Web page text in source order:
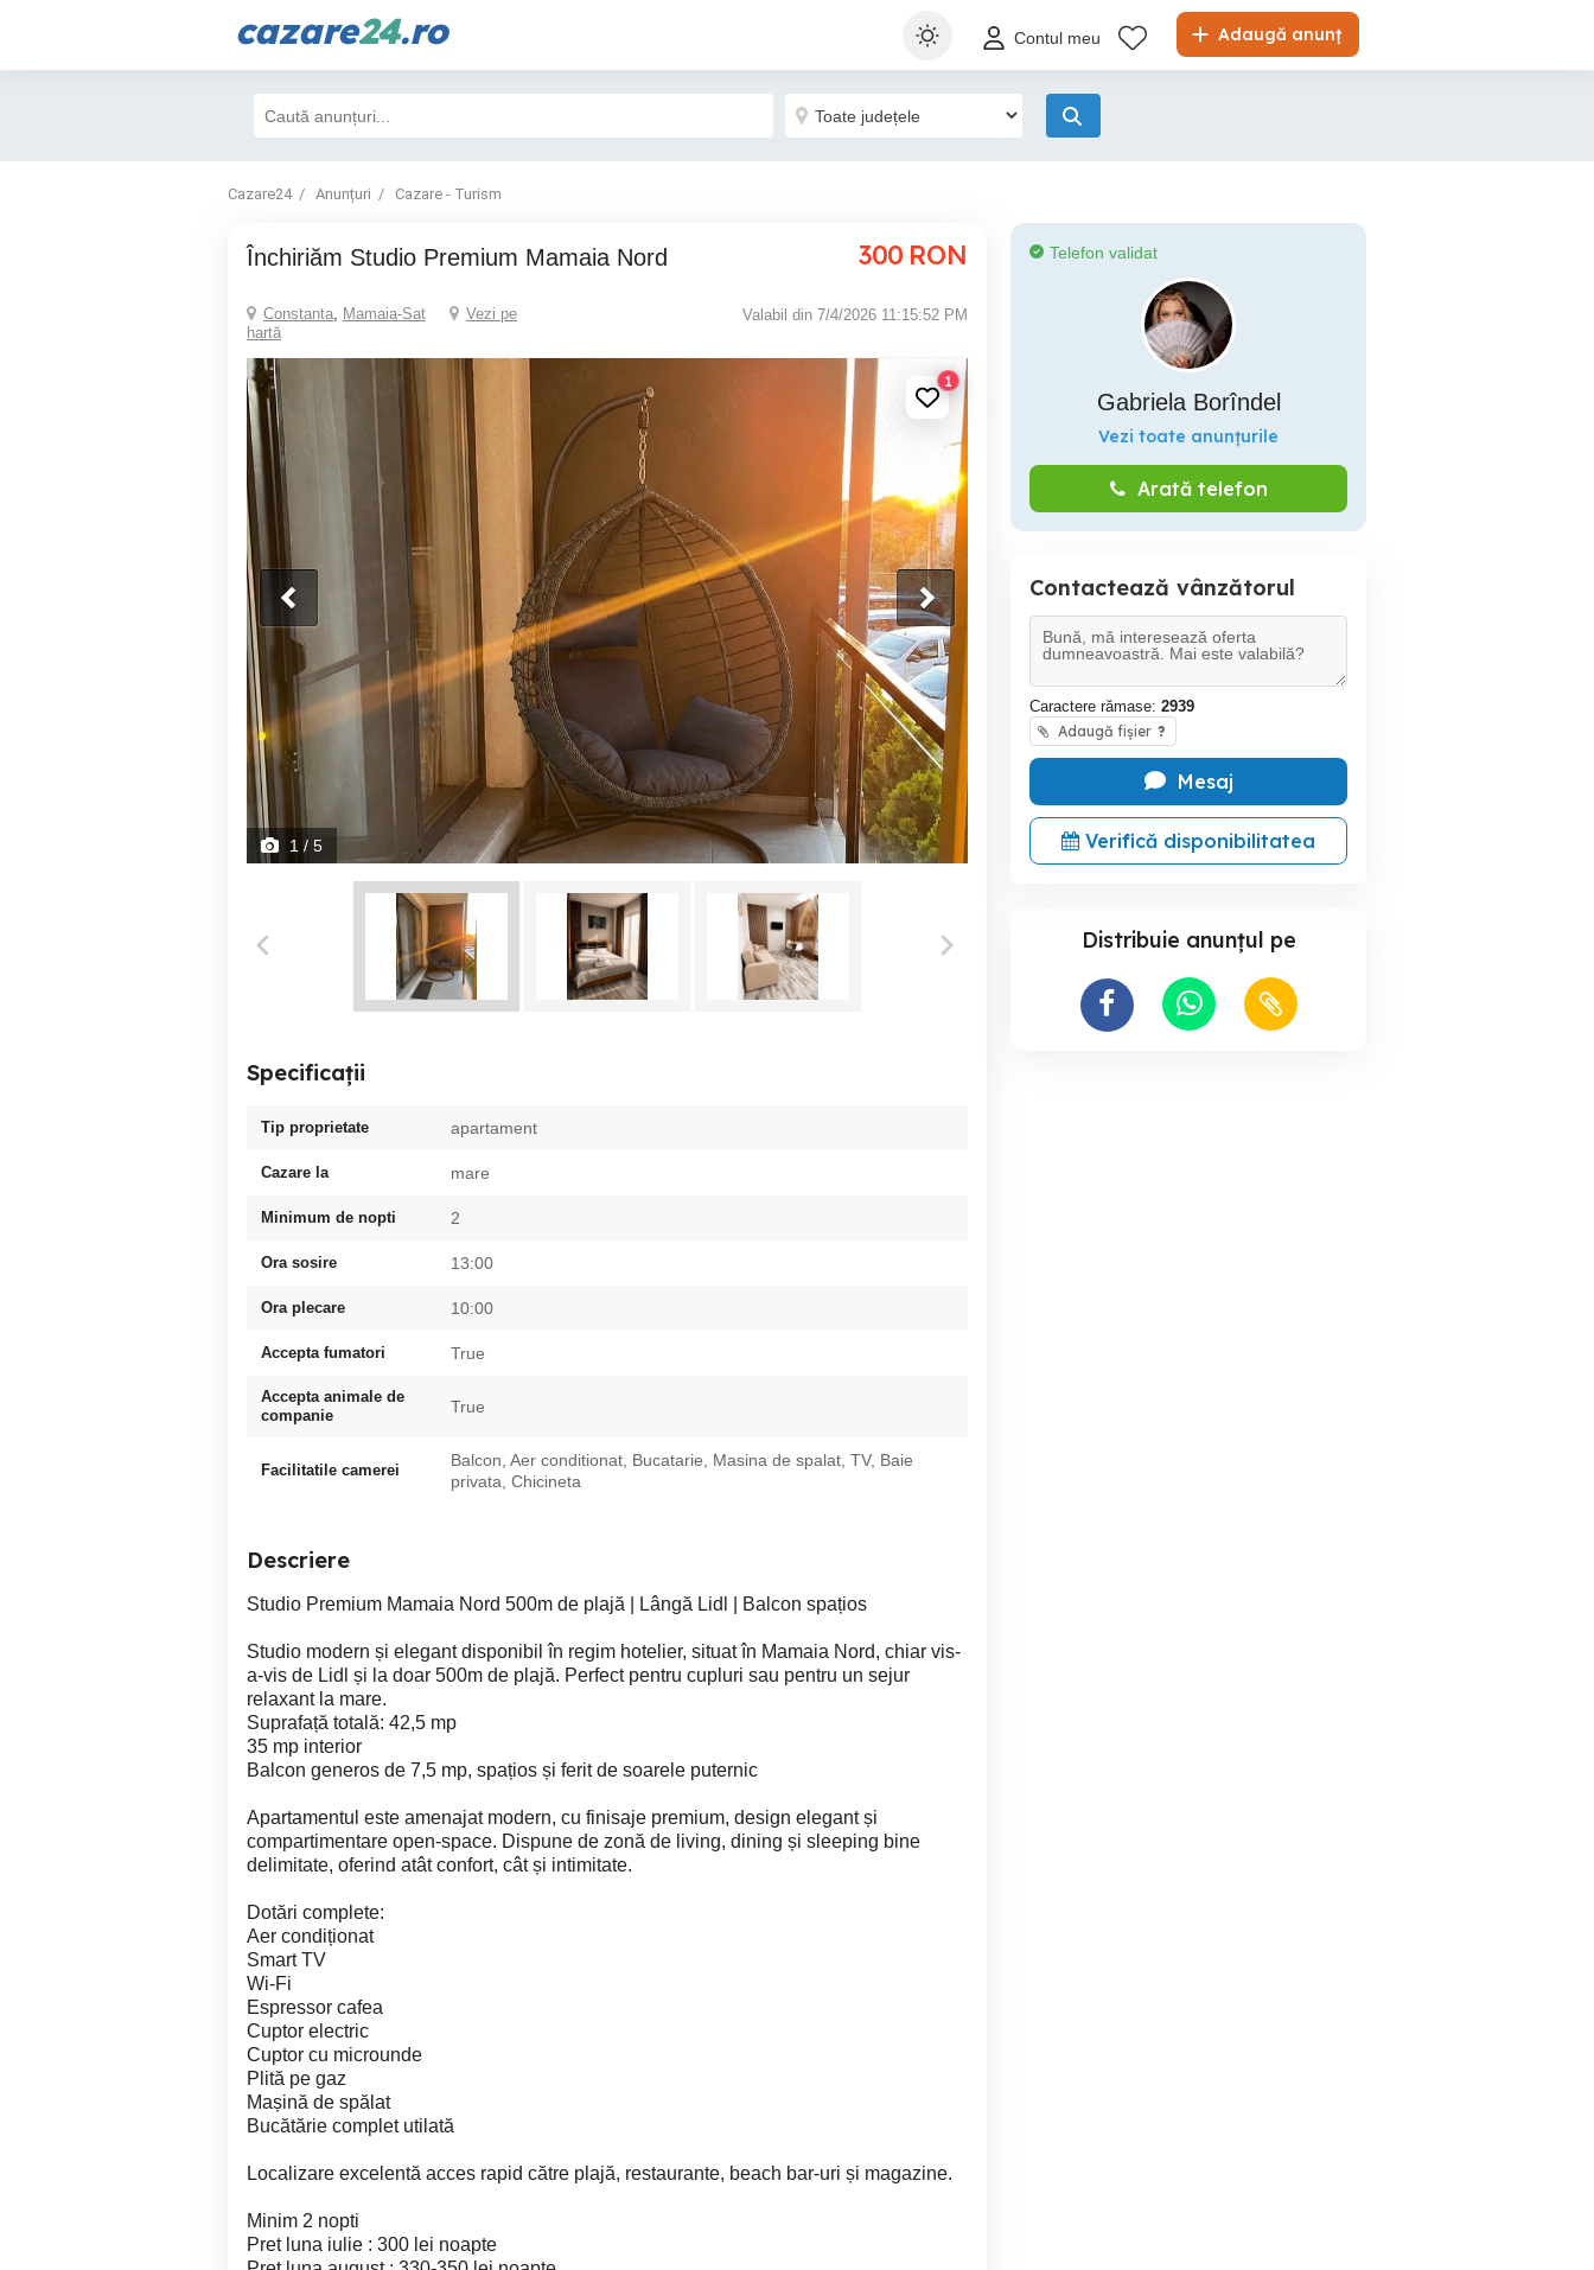
cazare24.ro Adaugă anunț
Contul meu
Cazare24 Anunțuri Cazare - Turism
Închiriăm Studio Premium Mamaia Nord 300 RON
Constanta, Mamaia-Sat
Vezi pe
hartă
Valabil din 7/4/2026 11:15:52 PM
1
1 / 5
Specificații
Tip proprietate apartament
Cazare la mare
Minimum de nopti 2
Ora sosire 13:00
Ora plecare 10:00
Accepta fumatori True
Accepta animale de
companie
True
Facilitatile camerei
Balcon, Aer conditionat, Bucatarie, Masina de spalat, TV, Baie
privata, Chicineta
Descriere
Studio Premium Mamaia Nord 500m de plajă | Lângă Lidl | Balcon spațios
Studio modern și elegant disponibil în regim hotelier, situat în Mamaia Nord, chiar vis-
a-vis de Lidl și la doar 500m de plajă. Perfect pentru cupluri sau pentru un sejur
relaxant la mare.
Suprafață totală: 42,5 mp
35 mp interior
Balcon generos de 7,5 mp, spațios și ferit de soarele puternic
Apartamentul este amenajat modern, cu finisaje premium, design elegant și
compartimentare open-space. Dispune de zonă de living, dining și sleeping bine
delimitate, oferind atât confort, cât și intimitate.
Dotări complete:
Aer condiționat
Smart TV
Wi-Fi
Espressor cafea
Cuptor electric
Cuptor cu microunde
Plită pe gaz
Mașină de spălat
Bucătărie complet utilată
Localizare excelentă acces rapid către plajă, restaurante, beach bar-uri și magazine.
Minim 2 nopti
Pret luna iulie : 300 lei noapte
Telefon validat
Gabriela Borîndel
Vezi toate anunțurile
Arată telefon
Contactează vânzătorul
Caractere rămase: 2939
Adaugă fișier ?
Mesaj
Verifică disponibilitatea
Distribuie anunțul pe